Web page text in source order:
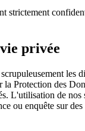
strictement
privée
les
la Protection des
L'utilisation de nos
ou enquête sur